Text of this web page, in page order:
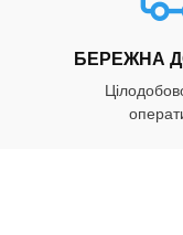
БЕРЕЖНА